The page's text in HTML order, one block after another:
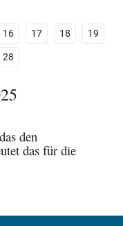
16 17 18
19
28
den
das für die